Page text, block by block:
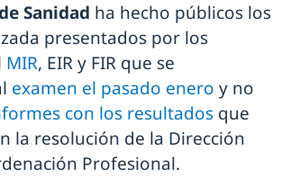
Sanidad ha hecho públicos los
presentados por los
MIR, EIR y FIR que se
examen el pasado enero y no
con los resultados que
la resolución de la Dirección
Profesional.